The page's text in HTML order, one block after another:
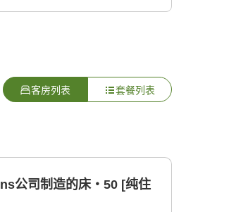
客房列表 套餐列表
公司制造的床・50 [纯住